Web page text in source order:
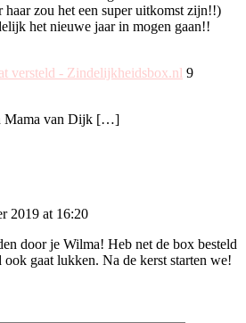
haar zou het een super uitkomst zijn!!)
het nieuwe jaar in mogen gaan!!
versteld - Zindelijkheidsbox.nl 9
Mama van Dijk […]
2019 at 16:20
door je Wilma! Heb net de box besteld
ook gaat lukken. Na de kerst starten we!